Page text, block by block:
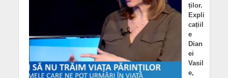
ților.
Expli
cațiil
e
Dian
ei
Vasil
e,